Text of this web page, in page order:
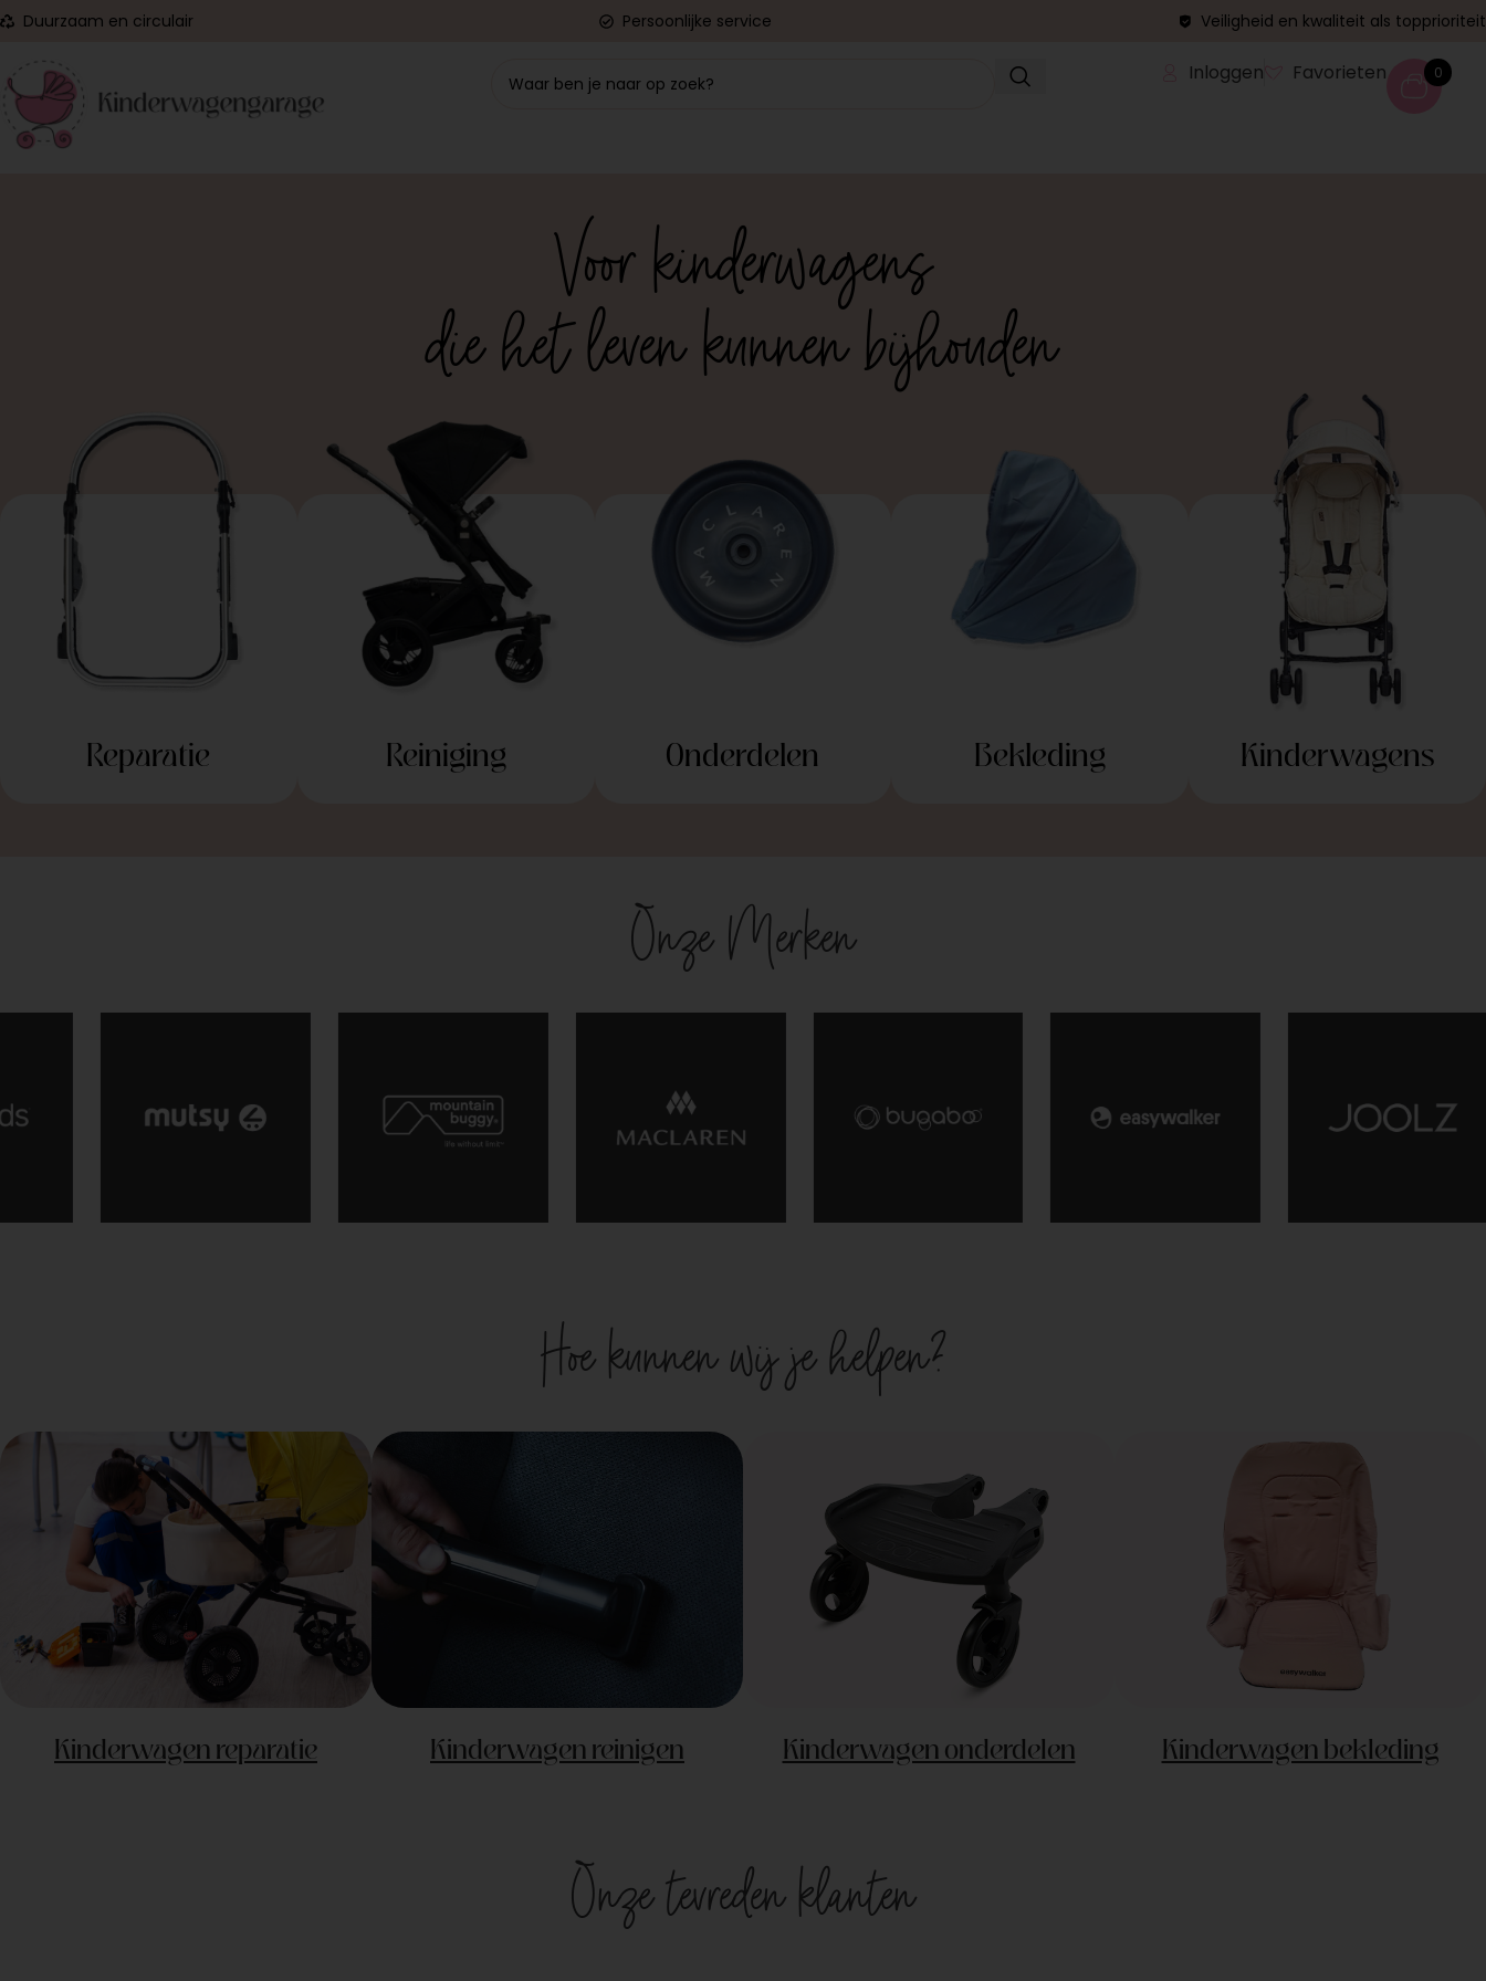
Duurzaam en circulair Persoonlijke service Veiligheid en kwaliteit als topprioriteit
Inloggen Favorieten 0
Voor kinderwagens
die het leven kunnen bijhouden
Reparatie Reiniging Onderdelen Bekleding Kinderwagens
Onze Merken
Hoe kunnen wij je helpen?
Kinderwagen reparatie Kinderwagen reinigen Kinderwagen onderdelen Kinderwagen bekleding
Onze tevreden klanten